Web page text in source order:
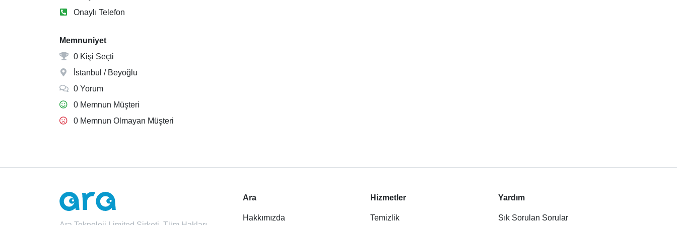
Onaylı Telefon
Memnuniyet
0 Kişi Seçti
İstanbul / Beyoğlu
0 Yorum
0 Memnun Müşteri
0 Memnun Olmayan Müşteri
Ara
Hakkımızda
Hizmetler
Temizlik
Yardım
Sık Sorulan Sorular